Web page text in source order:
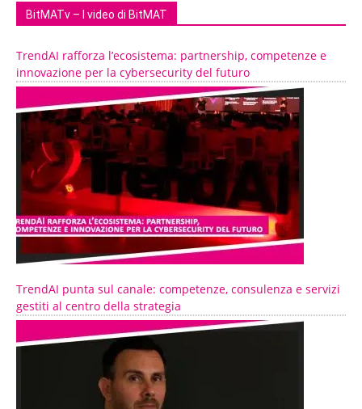
BitMATv – I video di BitMAT
TrendAI rafforza l’ecosistema: partnership, competenze e
innovazione per la cybersecurity del futuro
TrendAI punta sul canale: competenze, consulenza e servizi
gestiti al centro della strategia